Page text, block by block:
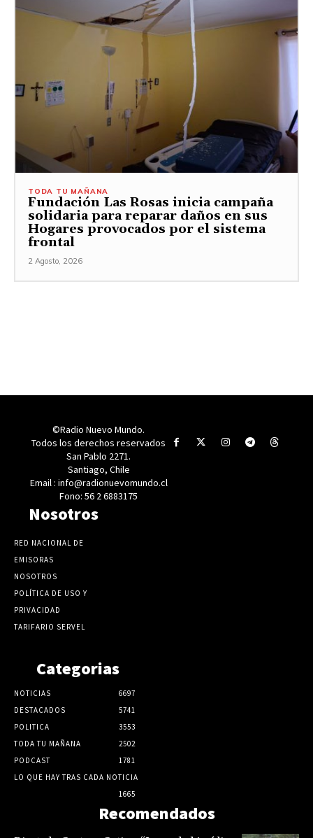
TODA TU MAÑANA
Fundación Las Rosas inicia campaña
solidaria para reparar daños en sus
Hogares provocados por el sistema
frontal
2 Agosto, 2026
©Radio Nuevo Mundo.
Todos los derechos reservados
San Pablo 2271.
Santiago, Chile
Email : info@radionuevomundo.cl
Fono: 56 2 6883175
Nosotros
RED NACIONAL DE
EMISORAS
NOSOTROS
POLÍTICA DE USO Y
PRIVACIDAD
TARIFARIO SERVEL
Categorias
NOTICIAS
6697
DESTACADOS
5741
POLITICA
3553
TODA TU MAÑANA
2502
PODCAST
1781
LO QUE HAY TRAS CADA NOTICIA
1665
Recomendados